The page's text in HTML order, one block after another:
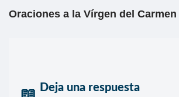
Oraciones a la Vírgen del Carmen
Deja una respuesta